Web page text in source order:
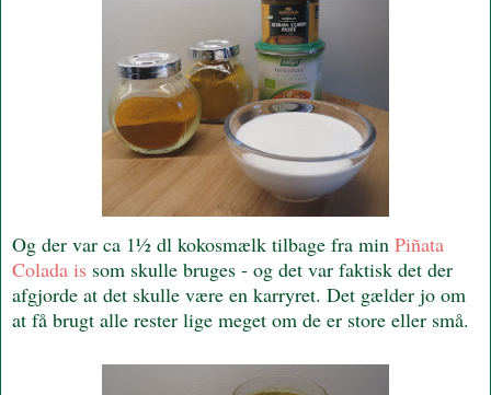
Og der var ca 1½ dl kokosmælk tilbage fra min Piñata
Colada is som skulle bruges - og det var faktisk det der
afgjorde at det skulle være en karryret. Det gælder jo om
at få brugt alle rester lige meget om de er store eller små.